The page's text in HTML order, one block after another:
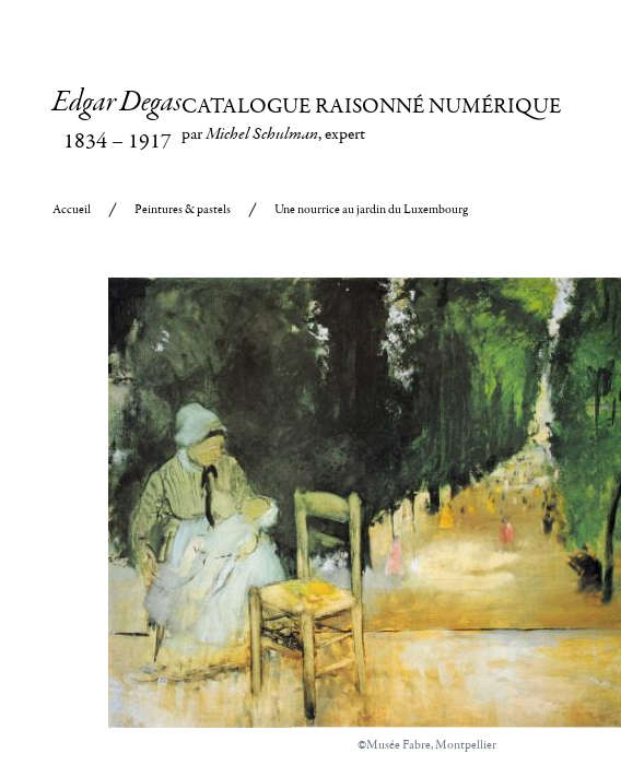
Edgar Degas
1834– 1917
CATALOGUE RAISONNÉ NUMÉRIQUE
parMichel Schulman, expert
Accueil Peintures & pastels Une nourrice au jardin du Luxembourg
©Musée Fabre, Montpellier